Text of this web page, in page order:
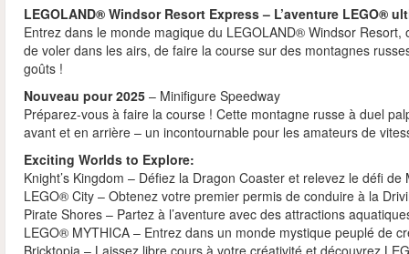
LEGOLAND® Windsor Resort Express – L’aventure LEGO®
Entrez dans le monde magique du LEGOLAND® Windsor
de voler dans les airs, de faire la course sur des montagnes
goûts !
Nouveau pour 2025 – Minifigure Speedway
Préparez-vous à faire la course ! Cette montagne russe à duel
avant et en arrière – un incontournable pour les amateurs de
Exciting Worlds to Explore:
Knight’s Kingdom – Défiez la Dragon Coaster et relevez le défi de
LEGO® City – Obtenez votre premier permis de conduire à la
Pirate Shores – Partez à l’aventure avec des attractions
LEGO® MYTHICA – Entrez dans un monde mystique peuplé de